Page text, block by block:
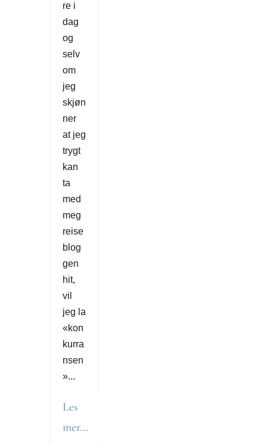
re i
dag
og
selv
om
jeg
skjøn
ner
at jeg
trygt
kan
ta
med
meg
reise
blog
gen
hit,
vil
jeg la
«kon
kurra
nsen
»...
Les
mer...